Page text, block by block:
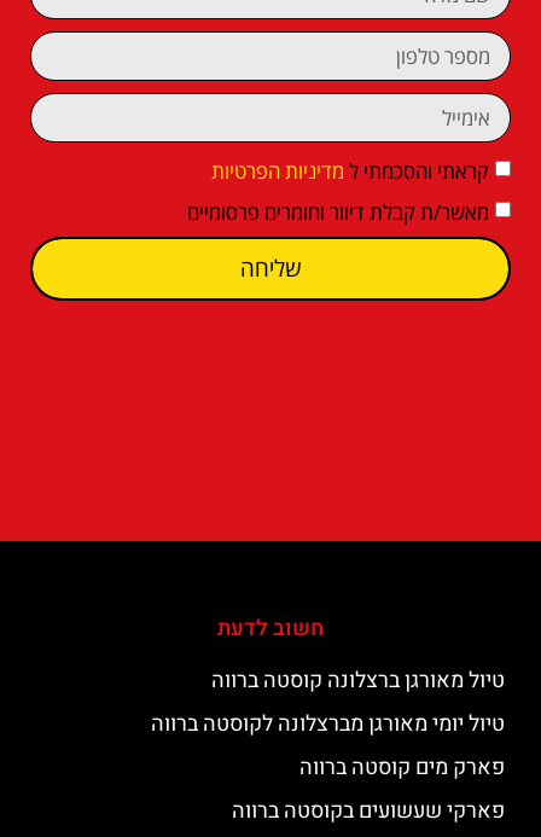
קראתי והסכמתי ל מדיניות הפרטיות
מאשר/ת קבלת דיוור וחומרים פרסומיים
שליחה
חשוב לדעת
טיול מאורגן ברצלונה קוסטה ברווה
טיול יומי מאורגן מברצלונה לקוסטה ברווה
פארק מים קוסטה ברווה
פארקי שעשועים בקוסטה ברווה